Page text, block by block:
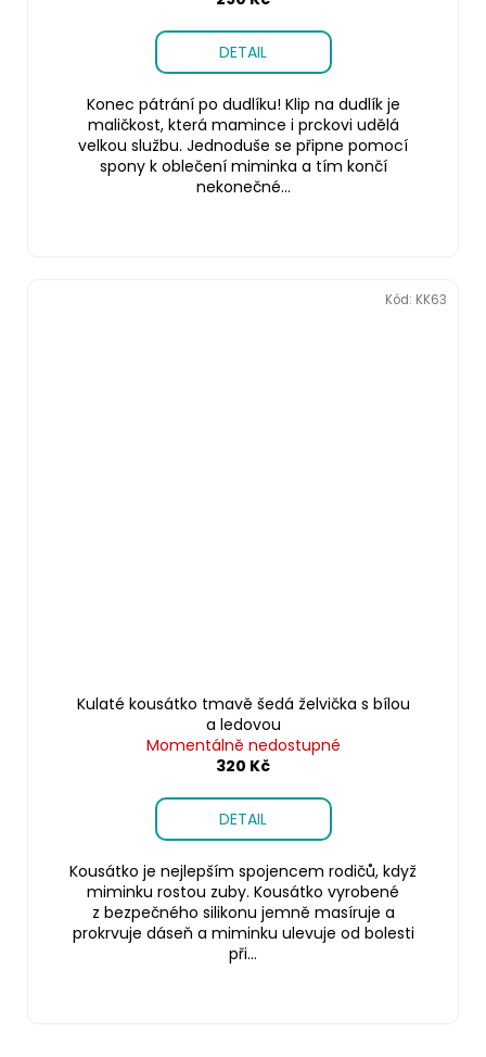
DETAIL
Konec pátrání po dudlíku! Klip na dudlík je
maličkost, která mamince i prckovi udělá
velkou službu. Jednoduše se připne pomocí
spony k oblečení miminka a tím končí
nekonečné...
Kulaté kousátko tmavě šedá želvička s bílou
a ledovou
Momentálně nedostupné
320 Kč
DETAIL
Kousátko je nejlepším spojencem rodičů, když
miminku rostou zuby. Kousátko vyrobené
z bezpečného silikonu jemně masíruje a
prokrvuje dáseň a miminku ulevuje od bolesti
při...
Kód: KK63